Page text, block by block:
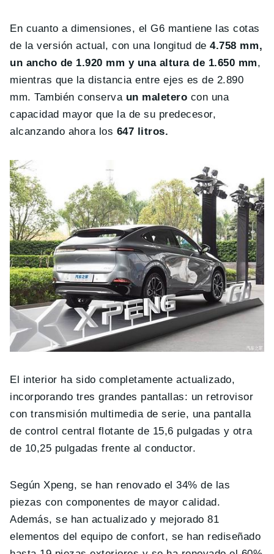
En cuanto a dimensiones, el G6 mantiene las cotas
de la versión actual, con una longitud de4.758 mm,
un ancho de 1.920 mm y una altura de 1.650 mm,
mientras que la distancia entre ejes es de 2.890
mm. También conserva un maletero con una
capacidad mayor que la de su predecesor,
alcanzando ahora los 647 litros.
El interior ha sido completamente actualizado,
incorporando tres grandes pantallas: un retrovisor
con transmisión multimedia de serie, una pantalla
de control central flotante de 15,6 pulgadas y otra
de 10,25 pulgadas frente al conductor.
Según Xpeng, se han renovado el 34% de las
piezas con componentes de mayor calidad.
Además, se han actualizado y mejorado 81
elementos del equipo de confort, se han rediseñado